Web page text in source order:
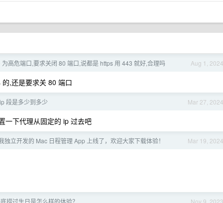
Aug 1, 2024
高危端口,要求关闭 80 端口,说都是 https 用 443 就好,合理吗
,还是要求关 80 端口
Mar 27, 2024
段是多少到多少
一下代理从固定的 ip 过去吧
Mar 19, 2024
独立开发的 Mac 日程管理 App 上线了，欢迎大家下载体验！
Nov 9, 2023
捞过生日是怎么样的体验？